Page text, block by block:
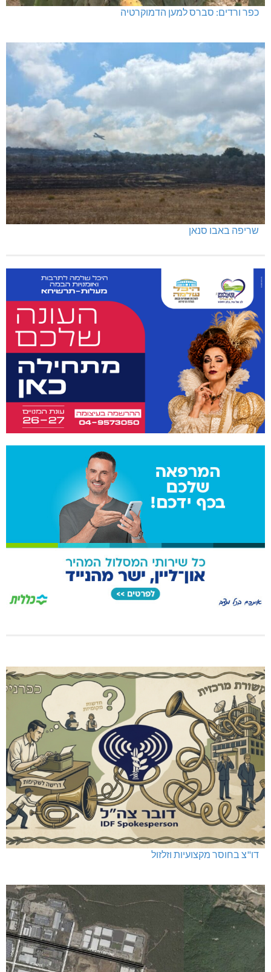
כפר ורדים: סברס למען הדמוקרטיה
שריפה באבו סנאן
דו"צ בחוסר מקצועיות וזלזול